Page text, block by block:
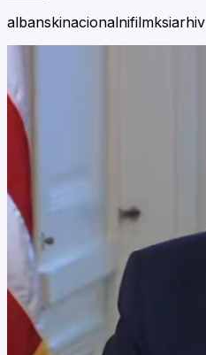
albanskinacionalnifilmksiarhiv